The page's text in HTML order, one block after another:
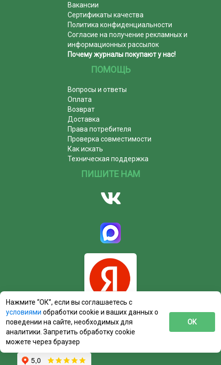
Вакансии
Сертификаты качества
Политика конфиденциальности
Согласие на получение рекламных и
информационных рассылок
Почему журналы покупают у нас!
ПОМОЩЬ
Вопросы и ответы
Оплата
Возврат
Доставка
Права потребителя
Проверка совместимости
Как искать
Техническая поддержка
ПИШИТЕ НАМ
Нажмите “ОК”, если вы соглашаетесь с
условиями обработки cookie и ваших данных о
поведении на сайте, необходимых для
аналитики. Запретить обработку cookie
можете через браузер
ОК